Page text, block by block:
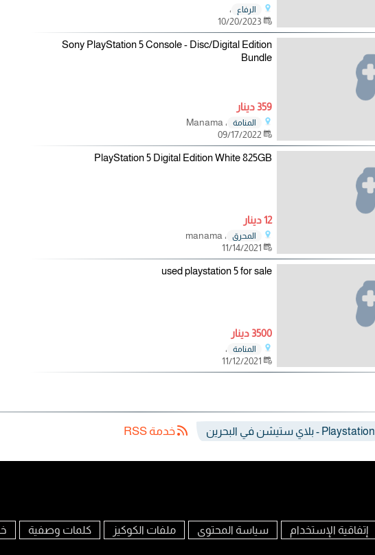
الرفاع
،
10/20/2023
Sony PlayStation 5 Console - Disc/Digital Edition
Bundle
359 دينار
المنامة
، Manama
PlayStation 5 Digital Edition White 825GB
12 دينار
المحرق
، manama
used playstation 5 for sale
3500 دينار
المنامة
،
Playstation - بلاي ستيشن في البحرين خدمة RSS
إتفاقية الإستخدام سياسة المحتوى ملفات الكوكيز كلمات وصفية